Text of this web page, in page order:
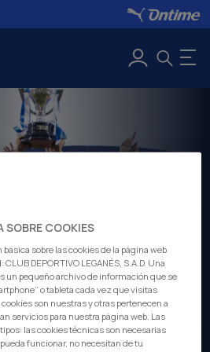
SOBRE COOKIES
sobre las cookies de la página web
DEPORTIVO LEGANÉS, S.A.D. Una
un pequeño archivo de información que se
o tableta cada vez que visitas
son nuestras y otras pertenecen a
servicios para nuestra página web. Las
las cookies técnicas son necesarias
funcionar, no necesitan de tu